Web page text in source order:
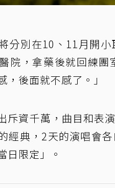
分別在10、11月開
院，拿藥後就回練團
，後面就不感了。」
斥資千萬，曲目和表
經典，2天的演唱會
日限定」。